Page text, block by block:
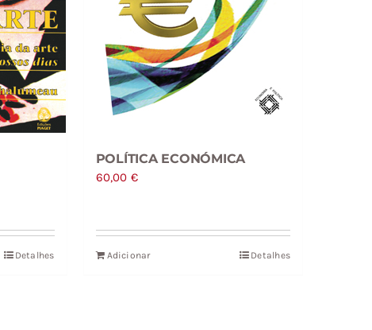
Detalhes
POLÍTICA ECONÓMICA
60,00 €
Adicionar Detalhes